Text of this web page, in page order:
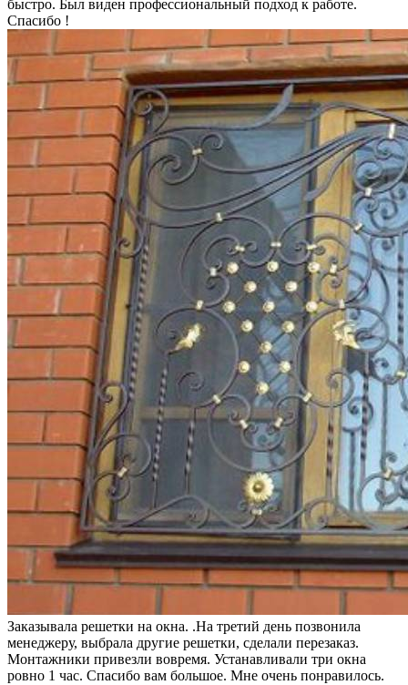
быстро. Был виден профессиональный подход к работе.
Спасибо !
Заказывала решетки на окна. .На третий день позвонила
менеджеру, выбрала другие решетки, сделали перезаказ.
Монтажники привезли вовремя. Устанавливали три окна
ровно 1 час. Спасибо вам большое. Мне очень понравилось.